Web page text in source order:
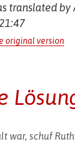
translated by
original version
war, schuf